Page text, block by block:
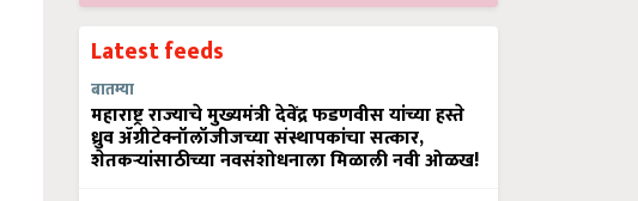
Latest feeds
बातम्या
महाराष्ट्र राज्याचे मुख्यमंत्री देवेंद्र फडणवीस यांच्या हस्ते
ध्रुव ॲग्रीटेक्नॉलॉजीजच्या संस्थापकांचा सत्कार,
शेतकऱ्यांसाठीच्या नवसंशोधनाला मिळाली नवी ओळख!